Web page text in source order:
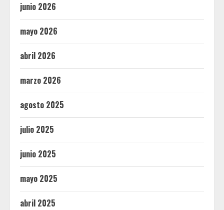
junio 2026
mayo 2026
abril 2026
marzo 2026
agosto 2025
julio 2025
junio 2025
mayo 2025
abril 2025